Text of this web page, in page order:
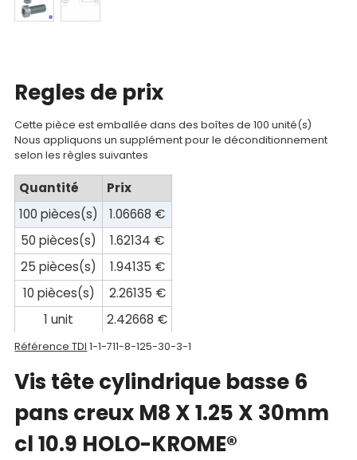
compte
panier
Contact
Regles de prix
Cette pièce est emballée dans des boîtes de 100 unité(s)
Nous appliquons un supplément pour le déconditionnement
selon les règles suivantes
Quantité
Prix
100 pièces(s)
1.06668 €
50 pièces(s)
1.62134 €
25 pièces(s)
1.94135 €
10 pièces(s)
2.26135 €
1 unit
2.42668 €
Référence TDI 1-1-711-8-125-30-3-1
Vis tête cylindrique basse 6
pans creux M8 X 1.25 X 30mm
cl 10.9 HOLO-KROME®